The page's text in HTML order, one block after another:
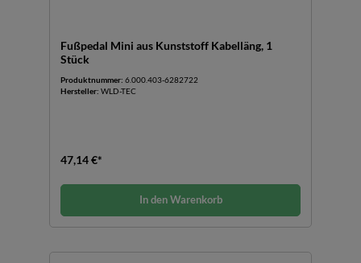
Fußpedal Mini aus Kunststoff Kabelläng, 1
Stück
Produktnummer: 6.000.403-6282722
Hersteller: WLD-TEC
47,14 €*
In den Warenkorb